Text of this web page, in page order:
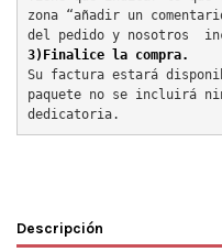
zona “añadir un
del pedido y nosotros
3)Finalice la compra.
Su factura estará
paquete no se incluirá
dedicatoria.
Descripción